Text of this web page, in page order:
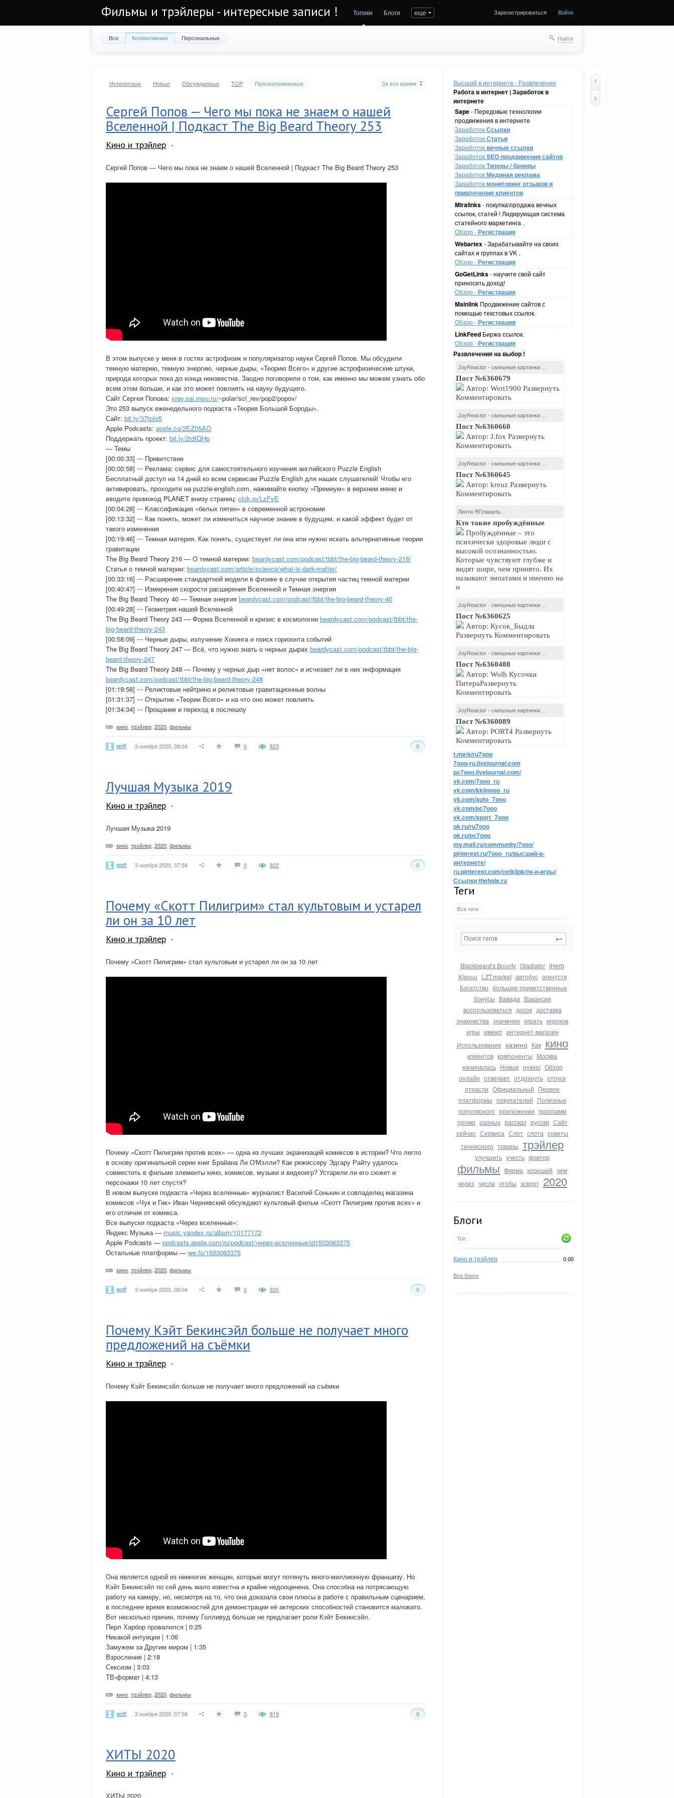
Фильмы и трэйлеры - интересные записи ! Топики Блоги еще Зарегистрироваться Войти
Все Коллективные Персональные Найти
Высший в интернете - Развлечение
Работа в интернет | Заработок в
интернете
Sape- Передовые технологии
продвижения в интернете
ЗаработокСсылки
ЗаработокСтатьи
Заработоквечные ссылки
ЗаработокSEO продвижения сайтов
ЗаработокТизеры / банеры
ЗаработокМединая реклама
Заработокмониторинг отзывов и
привлечения клиентов
Miralinks- покупка\продажа вечных
ссылок, статей ! Лидирующая система
статейного маркетинга .
Обзор -Регистрация
Webartex- Зарабатывайте на своих
сайтах и группах в VK .
Обзор -Регистрация
GoGetLinks- научите свой сайт
приносить доход!
Обзор -Регистрация
Mainlink Продвижение сайтов с
помощью текстовых ссылок.
Обзор -Регистрация
LinkFeed Биржа ссылок.
Обзор -Регистрация
Развлечения на выбор !
JoyReactor - смешные картинки ...
Пост №6360679
Автор: Wert1900 Развернуть
Комментировать
JoyReactor - смешные картинки ...
Пост №6360660
Автор: J.fox Развернуть
Комментировать
JoyReactor - смешные картинки ...
Пост №6360645
Автор: kreuz Развернуть
Комментировать
Лента ЯПлакалъ...
Кто такие пробуждённые
Пробуждённые – это
психически здоровые люди с
высокой осознанностью.
Которые чувствуют глубже и
видят шире, чем принято. Их
называют эмпатами и именно на
н
JoyReactor - смешные картинки ...
Пост №6360625
Автор: Кусок_Быдла
Развернуть Комментировать
JoyReactor - смешные картинки ...
Пост №6360488
Автор: Wolh Кусочки
ПитераРазвернуть
Комментировать
JoyReactor - смешные картинки ...
Пост №6360089
Автор: PORT4 Развернуть
Комментировать
t.me/s/ru7ooo
7ooo-ru.livejournal.com
pc7ooo.livejournal.com/
vk.com/7ooo_ru
vk.com/kkiinnoo_ru
vk.com/auto_7ooo
vk.com/pc7ooo
vk.com/sport_7ooo
ok.ru/ru7ooo
ok.ru/pc7ooo
my.mail.ru/community/7ooo/
pinterest.ru/7ooo_ru/высший-в-
интернете/
ru.pinterest.com/cetkijpk/пк-и-игры/
Ссылки thehole.ru
Теги
Все теги
Blackbeard's Bounty Gladiator iHerb
Klavuu LZT.market автобус агентств
Богатство большие приветственные
бонусы Вавада Вакансии
воспользоваться досок доставка
знакомства значение играть игроков
игры имеют интернет-магазин
Использование казино Как кино
клиентов компоненты Москва
начиналась Новые нужно Обзор
онлайн отвечает отдохнуть отпуск
отрасли Официальный Первое
платформы покупателей Полезные
популярного приложении программ
промо разных рассказ русски Сайт
сейчас Сервиса Слот слота советы
теннисного товары трэйлер
улучшить учесть фактор
фильмы Фирма хороший чем
через числа чтобы эскорт 2020
Блоги
Топ
Кино и трэйлер 0.00
Все блоги
Интересные Новые Обсуждаемые TOP Просматриваемые За все время
Сергей Попов — Чего мы пока не знаем о нашей
Вселенной | Подкаст The Big Beard Theory 253
Кино и трэйлер
Сергей Попов — Чего мы пока не знаем о нашей Вселенной | Подкаст The Big Beard Theory 253
В этом выпуске у меня в гостях астрофизик и популяризатор науки Сергей Попов. Мы обсудили
темную материю, темную энергию, черные дыры, «Теорию Всего» и другие астрофизические штуки,
природа которых пока до конца неизвестна. Заодно поговорили о том, как именно мы можем узнать обо
всем этом больше, и как это может повлиять на науку будущего.
Сайт Сергея Попова: xray.sai.msu.ru/~polar/sci_rev/pop2/popov/
Это 253 выпуск еженедельного подкаста «Теория Большой Бороды».
Сайт: bit.ly/37tpIo5
Apple Podcasts: apple.co/2EZ05AO
Поддержать проект: bit.ly/2tdIQHp
— Темы
[00:00:33] ⋅⋅⋅ Приветствие
[00:00:58] ⋅⋅⋅ Реклама: сервис для самостоятельного изучения английского Puzzle English
Бесплатный доступ на 14 дней ко всем сервисам Puzzle English для наших слушателей! Чтобы его
активировать, проходите на puzzle-english.com, нажимайте кнопку «Премиум» в верхнем меню и
вводите промокод PLANET внизу страниц: clck.ru/LzFvE
[00:04:28] ⋅⋅⋅ Классификация «белых пятен» в современной астрономии
[00:13:32] ⋅⋅⋅ Как понять, может ли измениться научное знание в будущем, и какой эффект будет от
такого изменения
[00:19:46] ⋅⋅⋅ Темная материя. Как понять, существует ли она или нужно искать альтернативные теории
гравитации
The Big Beard Theory 216 — О темной материи: beardycast.com/podcast/tbbt/the-big-beard-theory-216/
Статья о темной материи: beardycast.com/article/science/what-is-dark-matter/
[00:33:16] ⋅⋅⋅ Расширение стандартной модели в физике в случае открытия частиц темной материи
[00:40:47] ⋅⋅⋅ Измерения скорости расширения Вселенной и Темная энергия
The Big Beard Theory 40 — Темная энергия beardycast.com/podcast/tbbt/the-big-beard-theory-40
[00:49:28] ⋅⋅⋅ Геометрия нашей Вселенной
The Big Beard Theory 243 — Форма Вселенной и кризис в космологии beardycast.com/podcast/tbbt/the-
big-beard-theory-243
[00:58:09] ⋅⋅⋅ Черные дыры, излучение Хокинга и поиск горизонта событий
The Big Beard Theory 247 — Всё, что нужно знать о черных дырах beardycast.com/podcast/tbbt/the-big-
beard-theory-247
The Big Beard Theory 248 — Почему у черных дыр «нет волос» и исчезает ли в них информация
beardycast.com/podcast/tbbt/the-big-beard-theory-248
[01:19:58] ⋅⋅⋅ Реликтовые нейтрино и реликтовые гравитационные волны
[01:31:37] ⋅⋅⋅ Открытие «Теории Всего» и на что оно может повлиять
[01:34:34] ⋅⋅⋅ Прощание и переход в послешоу
кино трэйлер 2020 фильмы
woff 3 ноября 2020, 08:04 0 0
823
Лучшая Музыка 2019
Кино и трэйлер
Лучшая Музыка 2019
кино трэйлер 2020 фильмы
woff 3 ноября 2020, 07:58 0 0
822
Почему «Скотт Пилигрим» стал культовым и устарел
ли он за 10 лет
Кино и трэйлер
Почему «Скотт Пилигрим» стал культовым и устарел ли он за 10 лет
Почему «Скотт Пилигрим против всех» — одна из лучших экранизаций комиксов в истории? Что легло
в основу оригинальной серии книг Брайана Ли О'Мэлли? Как режиссеру Эдгару Райту удалось
совместить в фильме элементы кино, комиксов, музыки и видеоигр? Устарели ли его сюжет и
персонажи 10 лет спустя?
В новом выпуске подкаста «Через вселенные» журналист Василий Сонькин и совладелец магазина
комиксов «Чук и Гик» Иван Чернявский обсуждают культовый фильм «Скотт Пилигрим против всех» и
его отличия от комикса.
Все выпуски подкаста «Через вселенные»:
Яндекс Музыка — music.yandex.ru/album/10177172
Apple Podcasts — podcasts.apple.com/ru/podcast/через-вселенные/id1503063375
Остальные платформы — we.fo/1503063375
кино трэйлер 2020 фильмы
woff 3 ноября 2020, 08:04 0 0
820
Почему Кэйт Бекинсэйл больше не получает много
предложений на съёмки
Кино и трэйлер
Почему Кэйт Бекинсэйл больше не получает много предложений на съёмки
Она является одной из немногих женщин, которые могут потянуть много-миллионную франшизу. Но
Кэйт Бекинсэйл по сей день мало известна и крайне недооценена. Она способна на потрясающую
работу на камеру, но, несмотря на то, что она доказала свои плюсы в работе с правильным сценарием,
в последнее время возможностей для демонстрации её актерских способностей становится маловато.
Вот несколько причин, почему Голливуд больше не предлагает роли Кэйт Бекинсэйл.
Перл Харбор провалился | 0:25
Никакой интуиции | 1:06
Замужем за Другим миром | 1:35
Взросление | 2:18
Сексизм | 3:03
ТВ-формат | 4:13
кино трэйлер 2020 фильмы
woff 3 ноября 2020, 07:58 0 0
819
ХИТЫ 2020
Кино и трэйлер
ХИТЫ 2020